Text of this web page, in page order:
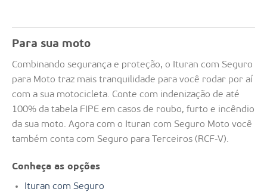
Para sua moto
Combinando segurança e proteção, o Ituran com Seguro
para Moto traz mais tranquilidade para você rodar por aí
com a sua motocicleta. Conte com indenização de até
100% da tabela FIPE em casos de roubo, furto e incêndio
da sua moto. Agora com o Ituran com Seguro Moto você
também conta com Seguro para Terceiros (RCF-V).
Conheça as opções
Ituran com Seguro